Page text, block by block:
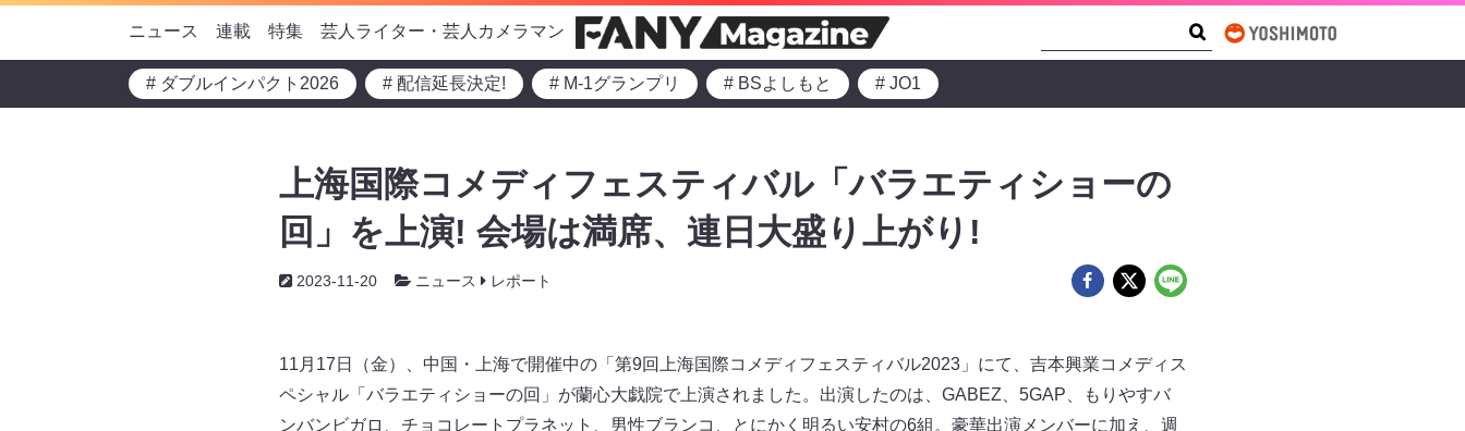
ニュース 連載 特集 芸人ライター・芸人カメラマン
# ダブルインパクト2026 # 配信延長決定! # M-1グランプリ # BSよしもと # JO1
上海国際コメディフェスティバル「バラエティショーの
回」を上演! 会場は満席、連日大盛り上がり!
2023-11-20 ニュース レポート
11月17日（金）、中国・上海で開催中の「第9回上海国際コメディフェスティバル2023」にて、吉本興業コメディス
ペシャル「バラエティショーの回」が蘭心大戯院で上演されました。出演したのは、GABEZ、5GAP、もりやすバ
ンバンビガロ、チョコレートプラネット、男性ブランコ、とにかく明るい安村の6組。豪華出演メンバーに加え、週